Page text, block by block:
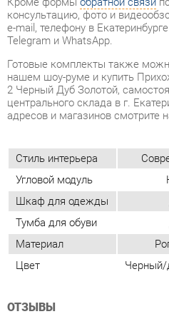
2 Черный Дуб Золотой,
центрального склада в г.
адресов и магазинов смотрите на
Стиль интерьера
Угловой модуль
Шкаф для одежды
Материал
Цвет
Черный/
ОТЗЫВЫ
Пока нет отзывов, поделитесь
ДОБАВИТЬ